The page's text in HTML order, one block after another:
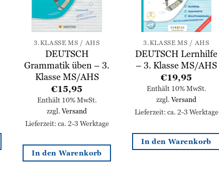
3.KLASSE MS / AHS
DEUTSCH
Grammatik üben – 3.
Klasse MS/AHS
€15,95
Enthält 10% MwSt.
zzgl.Versand
Lieferzeit: ca. 2-3 Werktage
In den Warenkorb
3.KLASSE MS / AHS
DEUTSCH Lernhilfe
– 3. Klasse MS/AHS
€19,95
Enthält 10% MwSt.
zzgl.Versand
Lieferzeit: ca. 2-3 Werktage
In den Warenkorb